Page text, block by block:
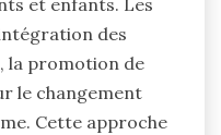
et enfants. Les
des
la promotion de
le changement
Cette approche